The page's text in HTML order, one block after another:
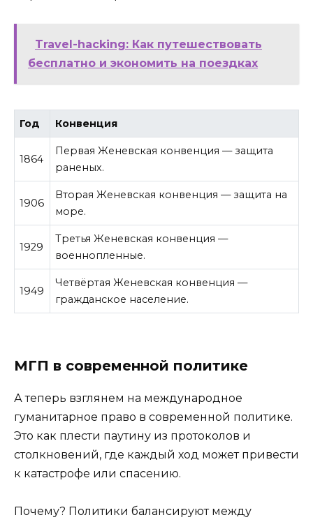
Travel-hacking: Как путешествовать
бесплатно и экономить на поездках
Год Конвенция
1864
Первая Женевская конвенция — защита
раненых.
1906
Вторая Женевская конвенция — защита на
море.
1929
Третья Женевская конвенция —
военнопленные.
1949
Четвёртая Женевская конвенция —
гражданское население.
МГП в современной политике
А теперь взглянем на международное
гуманитарное право в современной политике.
Это как плести паутину из протоколов и
столкновений, где каждый ход может привести
к катастрофе или спасению.
Почему? Политики балансируют между